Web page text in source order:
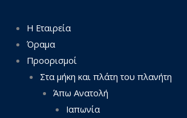
Η Εταιρεία
Όραμα
Προορισμοί
Στα μήκη και πλάτη του πλανήτη
Άπω Ανατολή
Ιαπωνία